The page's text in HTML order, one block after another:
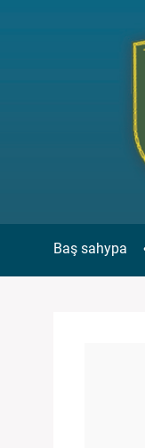
Baş sahypa